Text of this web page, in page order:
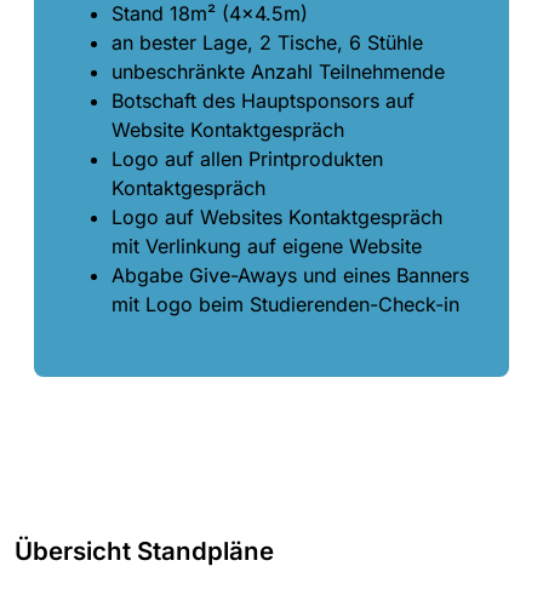
Stand 18m² (4x4.5m)
an bester Lage, 2 Tische, 6 Stühle
unbeschränkte Anzahl Teilnehmende
Botschaft des Hauptsponsors auf
Website Kontaktgespräch
Logo auf allen Printprodukten
Kontaktgespräch
Logo auf Websites Kontaktgespräch
mit Verlinkung auf eigene Website
Abgabe Give-Aways und eines Banners
mit Logo beim Studierenden-Check-in
Übersicht Standpläne